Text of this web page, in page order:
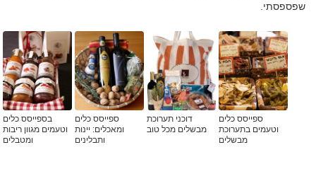
שפספסתי.
ספייסס כלים
וטעמים בתערוכת
מבשלים
דוכני תערוכת
מבשלים מכל טוב
ספייסס כלים
ומאכלים: יינות
ותבלינים
בספייסס כלים
וטעמים מגוון ריבות
ומטבלים